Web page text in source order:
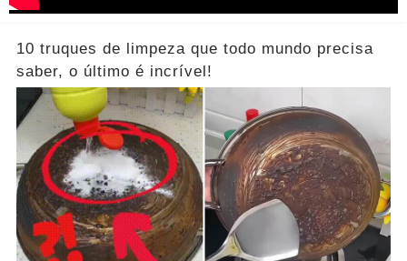
10 truques de limpeza que todo mundo precisa
saber, o último é incrível!